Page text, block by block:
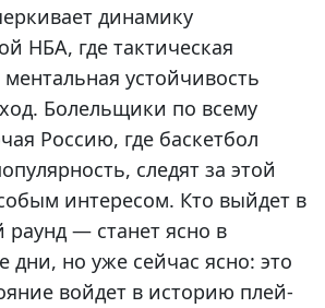
динамику
НБА, где тактическая
устойчивость
Болельщики по всему
Россию, где баскетбол
следят за этой
интересом. Кто выйдет в
— станет ясно в
но уже сейчас ясно: это
войдет в историю плей-